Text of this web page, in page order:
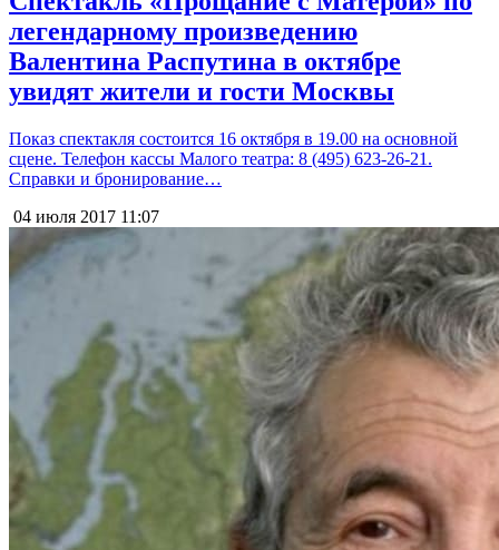
легендарному произведению
Валентина Распутина в октябре
увидят жители и гости Москвы
Показ спектакля состоится 16 октября в 19.00 на основной
сцене. Телефон кассы Малого театра: 8 (495) 623-26-21.
Справки и бронирование…
04 июля 2017 11:07